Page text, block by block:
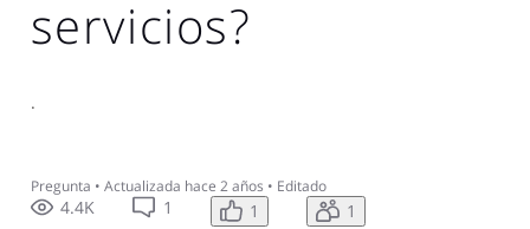
servicios?
.
Pregunta • Actualizada hace 2 años • Editado
4.4K 1 1 1